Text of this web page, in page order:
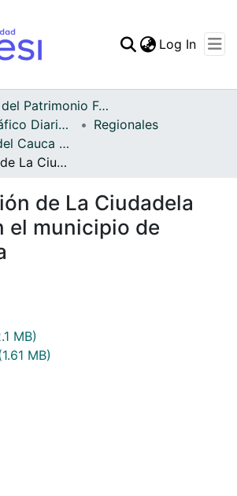
Statistics
Log In
Archivo del Patrimonio Fotográfico y Fílmico del Valle del Cauca
Fondo Fotográfico Diario Occidente
Regionales
FFDO - Valle del Cauca - Patrimonial
Construcción de La Ciudadela ubicada en el municipio de Caicedonia
de La Ciudadela
el municipio de
MB)
MB)